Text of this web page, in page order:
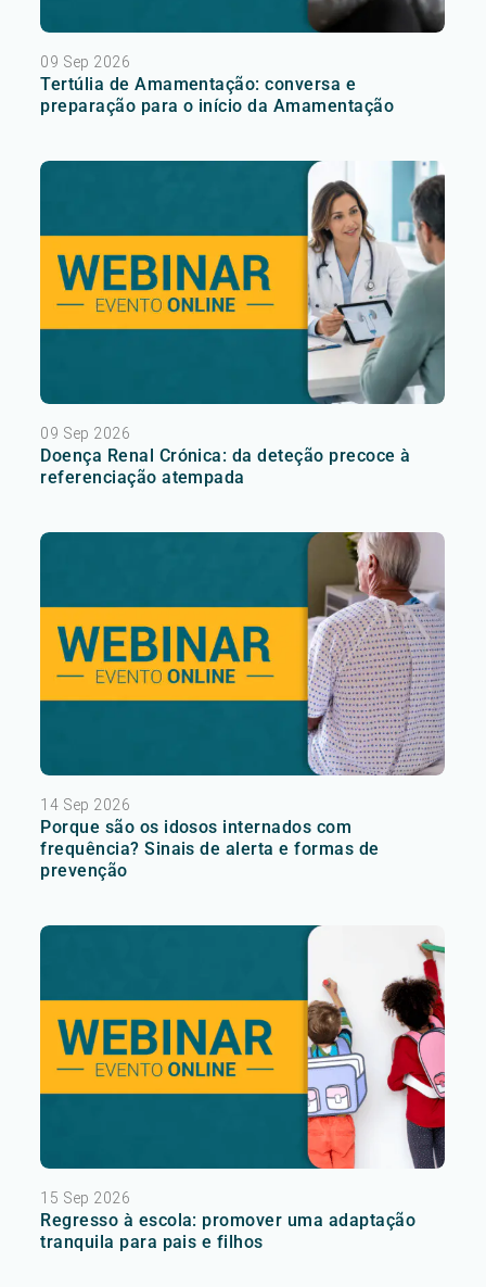
09 Sep 2026
Tertúlia de Amamentação: conversa e
preparação para o início da Amamentação
09 Sep 2026
Doença Renal Crónica: da deteção precoce à
referenciação atempada
14 Sep 2026
Porque são os idosos internados com
frequência? Sinais de alerta e formas de
prevenção
15 Sep 2026
Regresso à escola: promover uma adaptação
tranquila para pais e filhos